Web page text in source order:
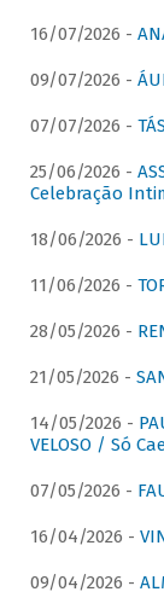
16/07/2026 -
09/07/2026 -
07/07/2026 -
25/06/2026 -
Celebração
18/06/2026 -
11/06/2026 -
28/05/2026 -
21/05/2026 -
14/05/2026 -
VELOSO / Só
07/05/2026 -
16/04/2026 -
09/04/2026 -